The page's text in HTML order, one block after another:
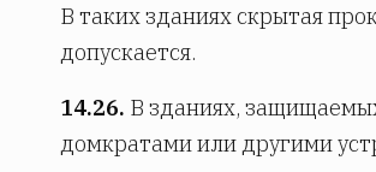
В таких зданиях скрытая
допускается.
14.26. В зданиях,
домкратами или другими